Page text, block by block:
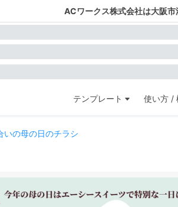
ACワークス株式会社は大阪
テンプレート 使い方 /
いの母の日のチラシ